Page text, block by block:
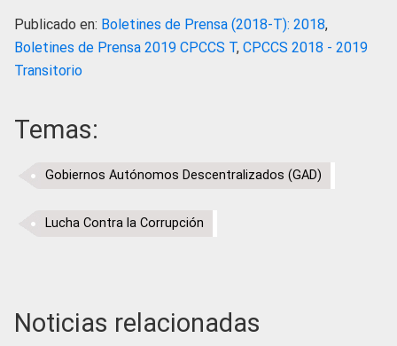
Publicado en: Boletines de Prensa (2018-T): 2018,
Boletines de Prensa 2019 CPCCS T, CPCCS 2018 - 2019
Transitorio
Temas:
Gobiernos Autónomos Descentralizados (GAD)
Lucha Contra la Corrupción
Noticias relacionadas